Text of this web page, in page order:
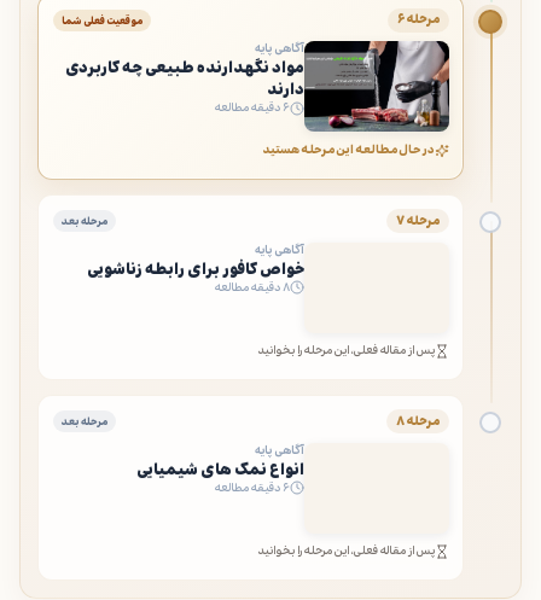
مرحله ۶ موقعیت فعلی شما
آگاهی پایه
مواد نگهدارنده طبیعی چه کاربردی
دارند
۶ دقیقه مطالعه
در حال مطالعه این مرحله هستید
مرحله ۷ مرحله بعد
آگاهی پایه
خواص کافور برای رابطه زناشویی
۸ دقیقه مطالعه
پس از مقاله فعلی، این مرحله را بخوانید
مرحله ۸ مرحله بعد
آگاهی پایه
انواع نمک های شیمیایی
۶ دقیقه مطالعه
پس از مقاله فعلی، این مرحله را بخوانید